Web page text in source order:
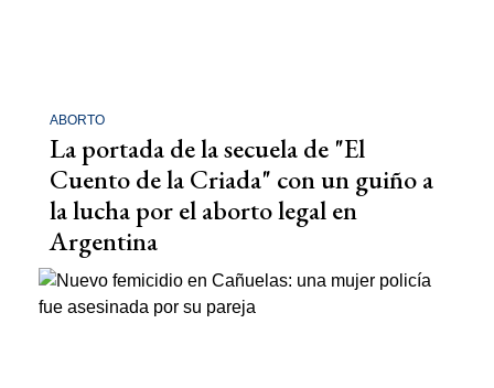
ABORTO
La portada de la secuela de "El
Cuento de la Criada" con un guiño a
la lucha por el aborto legal en
Argentina